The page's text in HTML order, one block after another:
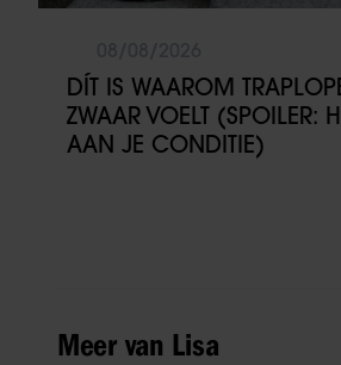
DÍT IS WAAROM
ZWAAR VOELT (SPOILER:
AAN JE CONDITIE)
Meer van Lisa